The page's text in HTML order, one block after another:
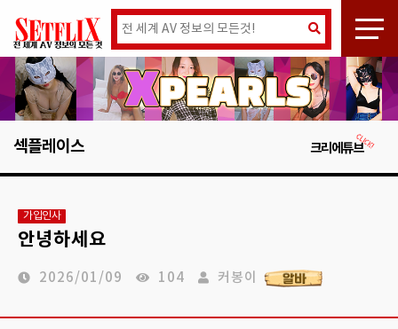
크리에튜브
섹플레이스
가입인사
안녕하세요
2026/01/09 104 커봉이